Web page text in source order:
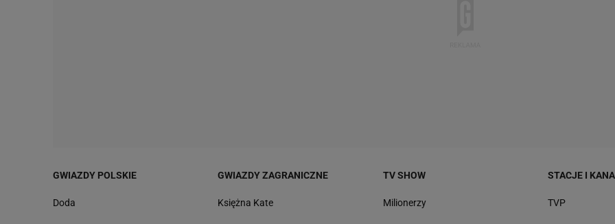
GWIAZDY POLSKIE
Doda
GWIAZDY ZAGRANICZNE
Księżna Kate
TV SHOW
Milionerzy
STACJE I
TVP